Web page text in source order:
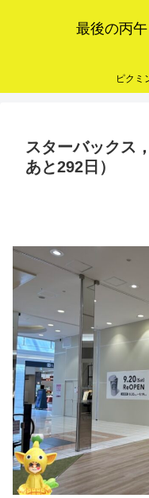
最後の丙
ピクミ
スターバックス
あと292日）